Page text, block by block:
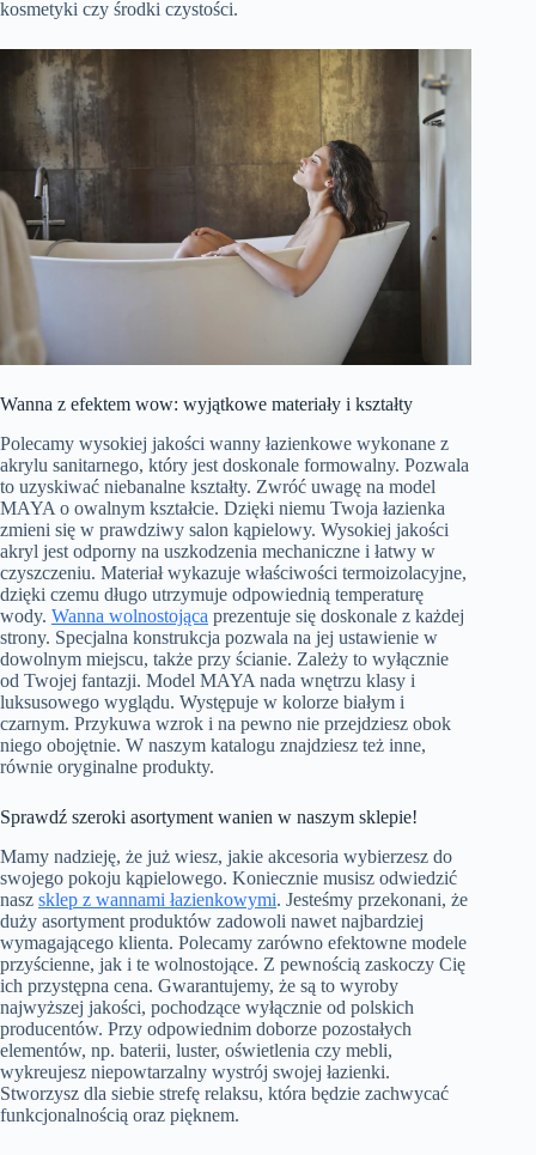
kosmetyki czy środki czystości.
Wanna z efektem wow: wyjątkowe materiały i kształty
Polecamy wysokiej jakości wanny łazienkowe wykonane z
akrylu sanitarnego, który jest doskonale formowalny. Pozwala
to uzyskiwać niebanalne kształty. Zwróć uwagę na model
MAYA o owalnym kształcie. Dzięki niemu Twoja łazienka
zmieni się w prawdziwy salon kąpielowy. Wysokiej jakości
akryl jest odporny na uszkodzenia mechaniczne i łatwy w
czyszczeniu. Materiał wykazuje właściwości termoizolacyjne,
dzięki czemu długo utrzymuje odpowiednią temperaturę
wody. Wanna wolnostojąca prezentuje się doskonale z każdej
strony. Specjalna konstrukcja pozwala na jej ustawienie w
dowolnym miejscu, także przy ścianie. Zależy to wyłącznie
od Twojej fantazji. Model MAYA nada wnętrzu klasy i
luksusowego wyglądu. Występuje w kolorze białym i
czarnym. Przykuwa wzrok i na pewno nie przejdziesz obok
niego obojętnie. W naszym katalogu znajdziesz też inne,
równie oryginalne produkty.
Sprawdź szeroki asortyment wanien w naszym sklepie!
Mamy nadzieję, że już wiesz, jakie akcesoria wybierzesz do
swojego pokoju kąpielowego. Koniecznie musisz odwiedzić
nasz sklep z wannami łazienkowymi. Jesteśmy przekonani, że
duży asortyment produktów zadowoli nawet najbardziej
wymagającego klienta. Polecamy zarówno efektowne modele
przyścienne, jak i te wolnostojące. Z pewnością zaskoczy Cię
ich przystępna cena. Gwarantujemy, że są to wyroby
najwyższej jakości, pochodzące wyłącznie od polskich
producentów. Przy odpowiednim doborze pozostałych
elementów, np. baterii, luster, oświetlenia czy mebli,
wykreujesz niepowtarzalny wystrój swojej łazienki.
Stworzysz dla siebie strefę relaksu, która będzie zachwycać
funkcjonalnością oraz pięknem.